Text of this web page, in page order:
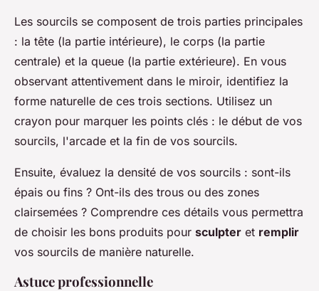
Les sourcils se composent de trois parties principales
: la tête (la partie intérieure), le corps (la partie
centrale) et la queue (la partie extérieure). En vous
observant attentivement dans le miroir, identifiez la
forme naturelle de ces trois sections. Utilisez un
crayon pour marquer les points clés : le début de vos
sourcils, l'arcade et la fin de vos sourcils.
Ensuite, évaluez la densité de vos sourcils : sont-ils
épais ou fins ? Ont-ils des trous ou des zones
clairsemées ? Comprendre ces détails vous permettra
de choisir les bons produits pour sculpter et remplir
vos sourcils de manière naturelle.
Astuce professionnelle